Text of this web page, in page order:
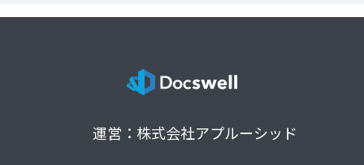
運営：株式会社アプルーシッド